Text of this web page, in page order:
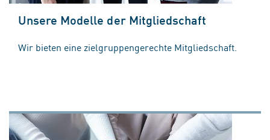
Unsere Modelle der Mitgliedschaft
Wir bieten eine zielgruppengerechte Mitgliedschaft.